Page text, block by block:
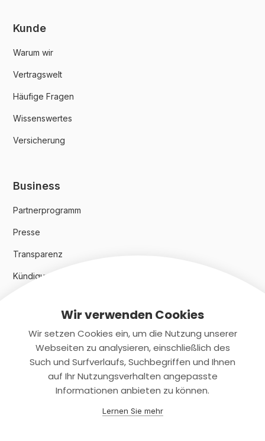
Kunde
Warum wir
Vertragswelt
Häufige Fragen
Wissenswertes
Versicherung
Business
Partnerprogramm
Presse
Transparenz
Kündigungsindex 2024
Rechtliches
Datenschutz
Wir verwenden Cookies
Wir setzen Cookies ein, um die Nutzung unserer
Webseiten zu analysieren, einschließlich des
Such und Surfverlaufs, Suchbegriffen und Ihnen
auf Ihr Nutzungsverhalten angepasste
Informationen anbieten zu können.
Lernen Sie mehr